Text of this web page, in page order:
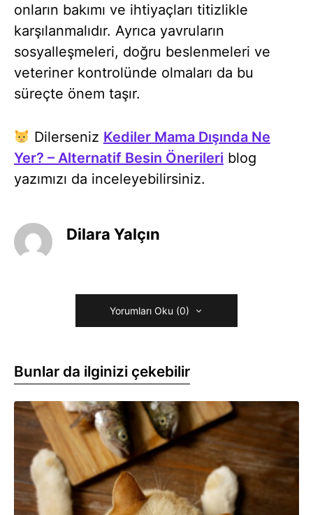
onların bakımı ve ihtiyaçları titizlikle
karşılanmalıdır. Ayrıca yavruların
sosyalleşmeleri, doğru beslenmeleri ve
veteriner kontrolünde olmaları da bu
süreçte önem taşır.
Dilerseniz Kediler Mama Dışında Ne
Yer? – Alternatif Besin Önerileri blog
yazımızı da inceleyebilirsiniz.
Dilara Yalçın
Yorumları Oku (0)
Bunlar da ilginizi çekebilir